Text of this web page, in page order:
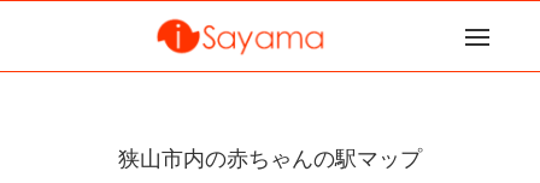
狭山市内の赤ちゃんの駅マップ